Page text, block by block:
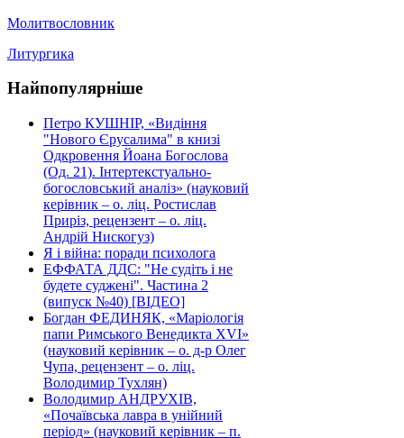
Молитвословник
Литургика
Найпопулярніше
Петро КУШНІР, «Видіння
"Нового Єрусалима" в книзі
Одкровення Йоана Богослова
(Од. 21). Інтертекстуально-
богословський аналіз» (науковий
керівник – о. ліц. Ростислав
Приріз, рецензент – о. ліц.
Андрій Нискогуз)
Я і війна: поради психолога
ЕФФАТА ДДС: "Не судіть і не
будете суджені". Частина 2
(випуск №40) [ВІДЕО]
Богдан ФЕДИНЯК, «Маріологія
папи Римського Венедикта XVI»
(науковий керівник – о. д-р Олег
Чупа, рецензент – о. ліц.
Володимир Тухлян)
Володимир АНДРУХІВ,
«Почаївська лавра в унійний
період» (науковий керівник – п.